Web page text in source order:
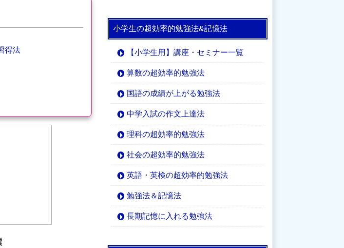
得法
小学生の超効率的勉強法&記憶法
【小学生用】講座・セミナー一覧
算数の超効率的勉強法
国語の成績が上がる勉強法
中学入試の作文上達法
理科の超効率的勉強法
社会の超効率的勉強法
英語・英検の超効率的勉強法
勉強法＆記憶法
長期記憶に入れる勉強法